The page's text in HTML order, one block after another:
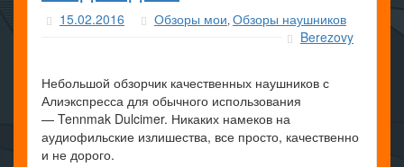
15.02.2016 Обзоры мои, Обзоры наушников
Berezovy
Небольшой обзорчик качественных наушников с
Алиэкспресса для обычного использования
— Tennmak Dulcimer. Никаких намеков на
аудиофильские излишества, все просто, качественно
и не дорого.